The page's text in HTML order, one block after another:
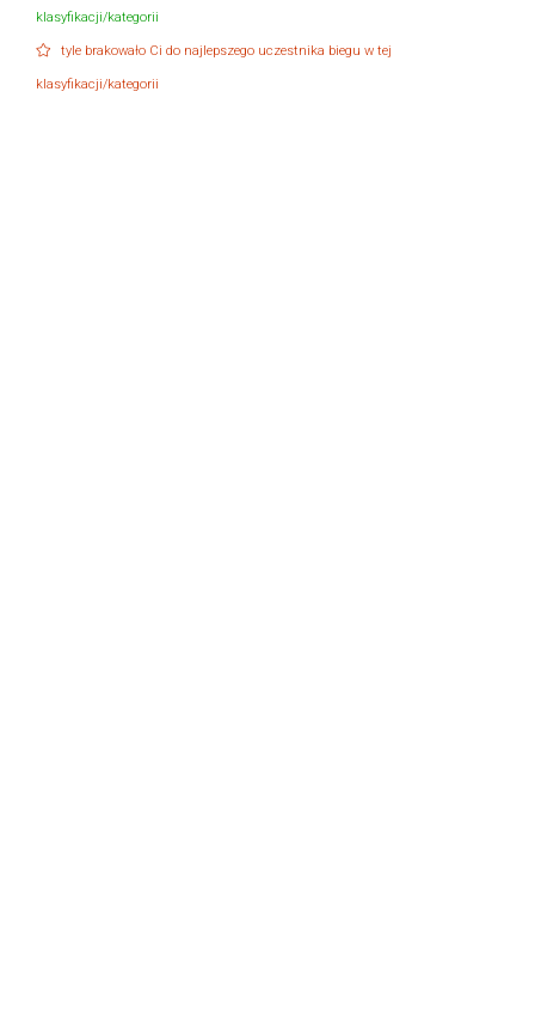
klasyfikacji/kategorii
tyle brakowało Ci do najlepszego uczestnika biegu w tej
klasyfikacji/kategorii